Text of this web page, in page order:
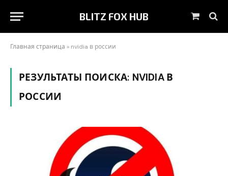
BLITZ FOX HUB
Cart
Главная страница » nvidia в россии
РЕЗУЛЬТАТЫ ПОИСКА: NVIDIA В
РОССИИ